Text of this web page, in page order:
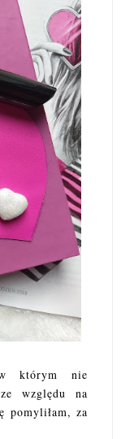
którym nie
względu na
pomyliłam, za